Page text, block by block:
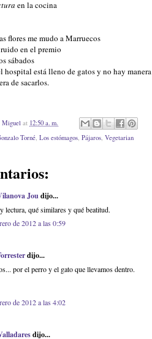
en la cocina
flores me mudo a Marruecos
en el premio
sábados
hospital está lleno de gatos y no hay manera
de sacarlos.
Miguel at 12:50 a. m.
Torné, Los estómagos, Pájaros, Vegetarian
Joudijo...
lectura, qué similares y qué beatitud.
de 2012 a las 0:59
dijo...
por el perro y el gato que llevamos dentro.
de 2012 a las 4:02
dijo...